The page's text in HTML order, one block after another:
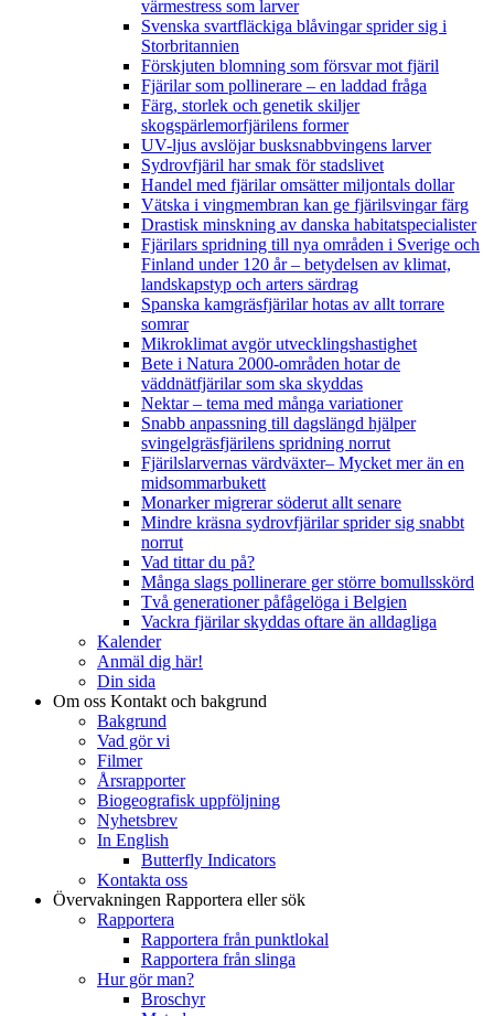
värmestress som larver
Svenska svartfläckiga blåvingar sprider sig i
Storbritannien
Förskjuten blomning som försvar mot fjäril
Fjärilar som pollinerare – en laddad fråga
Färg, storlek och genetik skiljer
skogspärlemorfjärilens former
UV-ljus avslöjar busksnabbvingens larver
Sydrovfjäril har smak för stadslivet
Handel med fjärilar omsätter miljontals dollar
Vätska i vingmembran kan ge fjärilsvingar färg
Drastisk minskning av danska habitatspecialister
Fjärilars spridning till nya områden i Sverige och
Finland under 120 år– betydelsen av klimat,
landskapstyp och arters särdrag
Spanska kamgräsfjärilar hotas av allt torrare
somrar
Mikroklimat avgör utvecklingshastighet
Bete i Natura 2000-områden hotar de
väddnätfjärilar som ska skyddas
Nektar – tema med många variationer
Snabb anpassning till dagslängd hjälper
svingelgräsfjärilens spridning norrut
Fjärilslarvernas värdväxter– Mycket mer än en
midsommarbukett
Monarker migrerar söderut allt senare
Mindre kräsna sydrovfjärilar sprider sig snabbt
norrut
Vad tittar du på?
Många slags pollinerare ger större bomullsskörd
Två generationer påfågelöga i Belgien
Vackra fjärilar skyddas oftare än alldagliga
Kalender
Anmäl dig här!
Din sida
Om oss Kontakt och bakgrund
Bakgrund
Vad gör vi
Filmer
Årsrapporter
Biogeografisk uppföljning
Nyhetsbrev
In English
Butterfly Indicators
Kontakta oss
Övervakningen Rapportera eller sök
Rapportera
Rapportera från punktlokal
Rapportera från slinga
Hur gör man?
Broschyr